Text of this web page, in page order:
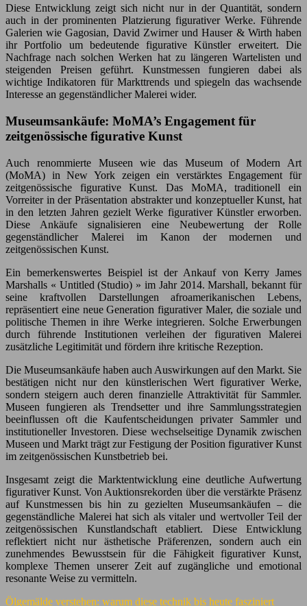
Diese Entwicklung zeigt sich nicht nur in der Quantität, sondern
auch in der prominenten Platzierung figurativer Werke. Führende
Galerien wie Gagosian, David Zwirner und Hauser & Wirth haben
ihr Portfolio um bedeutende figurative Künstler erweitert. Die
Nachfrage nach solchen Werken hat zu längeren Wartelisten und
steigenden Preisen geführt. Kunstmessen fungieren dabei als
wichtige Indikatoren für Markttrends und spiegeln das wachsende
Interesse an gegenständlicher Malerei wider.
Museumsankäufe: MoMA’s Engagement für
zeitgenössische figurative Kunst
Auch renommierte Museen wie das Museum of Modern Art
(MoMA) in New York zeigen ein verstärktes Engagement für
zeitgenössische figurative Kunst. Das MoMA, traditionell ein
Vorreiter in der Präsentation abstrakter und konzeptueller Kunst, hat
in den letzten Jahren gezielt Werke figurativer Künstler erworben.
Diese Ankäufe signalisieren eine Neubewertung der Rolle
gegenständlicher Malerei im Kanon der modernen und
zeitgenössischen Kunst.
Ein bemerkenswertes Beispiel ist der Ankauf von Kerry James
Marshalls « Untitled (Studio) » im Jahr 2014. Marshall, bekannt für
seine kraftvollen Darstellungen afroamerikanischen Lebens,
repräsentiert eine neue Generation figurativer Maler, die soziale und
politische Themen in ihre Werke integrieren. Solche Erwerbungen
durch führende Institutionen verleihen der figurativen Malerei
zusätzliche Legitimität und fördern ihre kritische Rezeption.
Die Museumsankäufe haben auch Auswirkungen auf den Markt. Sie
bestätigen nicht nur den künstlerischen Wert figurativer Werke,
sondern steigern auch deren finanzielle Attraktivität für Sammler.
Museen fungieren als Trendsetter und ihre Sammlungsstrategien
beeinflussen oft die Kaufentscheidungen privater Sammler und
institutioneller Investoren. Diese wechselseitige Dynamik zwischen
Museen und Markt trägt zur Festigung der Position figurativer Kunst
im zeitgenössischen Kunstbetrieb bei.
Insgesamt zeigt die Marktentwicklung eine deutliche Aufwertung
figurativer Kunst. Von Auktionsrekorden über die verstärkte Präsenz
auf Kunstmessen bis hin zu gezielten Museumsankäufen – die
gegenständliche Malerei hat sich als vitaler und wertvoller Teil der
zeitgenössischen Kunstlandschaft etabliert. Diese Entwicklung
reflektiert nicht nur ästhetische Präferenzen, sondern auch ein
zunehmendes Bewusstsein für die Fähigkeit figurativer Kunst,
komplexe Themen unserer Zeit auf zugängliche und emotional
resonante Weise zu vermitteln.
Ölgemälde verstehen: warum diese technik bis heute fasziniert